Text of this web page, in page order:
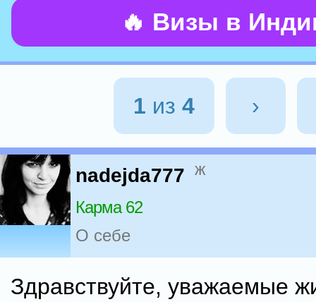
🔥 Визы в
1 из 4 ›
nadejda777 ж
Карма 62
О себе
Здравствуйте, уважаемые